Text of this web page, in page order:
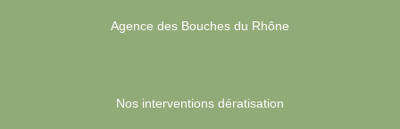
Agence des Bouches du Rhône
Nos interventions dératisation